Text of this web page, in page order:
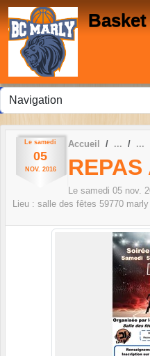
Le samedi
05
NOV. 2016
Accueil
Le samedi 05 nov.
Lieu : salle des fêtes 59770 marly
Panneau de gestion des